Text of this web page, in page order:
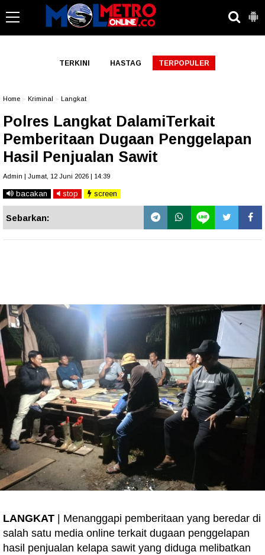
TERKINI HASTAG TERPOPULER
Home Kriminal Langkat
Polres Langkat DalamiTerkait
Pemberitaan Dugaan Penggelapan
Hasil Penjualan Sawit
Admin | Jumat, 12 Juni 2026 | 14:39
bacakan stop screen
Sebarkan:
LANGKAT | Menanggapi pemberitaan yang beredar di
salah satu media online terkait dugaan penggelapan
hasil penjualan kelapa sawit yang diduga melibatkan